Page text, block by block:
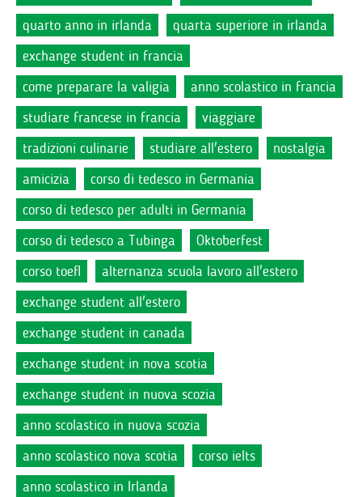
quarto anno in irlanda
quarta superiore in irlanda
exchange student in francia
come preparare la valigia
anno scolastico in francia
studiare francese in francia
viaggiare
tradizioni culinarie
studiare all'estero
nostalgia
amicizia
corso di tedesco in Germania
corso di tedesco per adulti in Germania
corso di tedesco a Tubinga
Oktoberfest
corso toefl
alternanza scuola lavoro all'estero
exchange student all'estero
exchange student in canada
exchange student in nova scotia
exchange student in nuova scozia
anno scolastico in nuova scozia
anno scolastico nova scotia
corso ielts
anno scolastico in Irlanda